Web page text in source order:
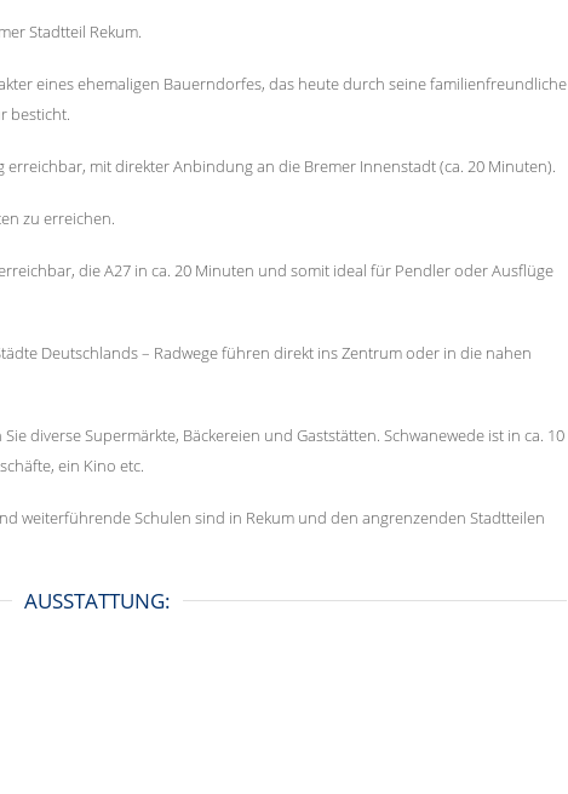
Stadtteil Rekum.
eines ehemaligen Bauerndorfes, das heute durch seine familienfreundliche
besticht.
mit direkter Anbindung an die Bremer Innenstadt (ca. 20 Minuten).
zu erreichen.
die A27 in ca. 20 Minuten und somit ideal für Pendler oder Ausflüge
Deutschlands – Radwege führen direkt ins Zentrum oder in die nahen
diverse Supermärkte, Bäckereien und Gaststätten. Schwanewede ist in ca. 10
ein Kino etc.
weiterführende Schulen sind in Rekum und den angrenzenden Stadtteilen
AUSSTATTUNG: